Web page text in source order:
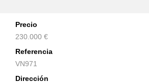
Precio
230.000 €
Referencia
VN971
Dirección